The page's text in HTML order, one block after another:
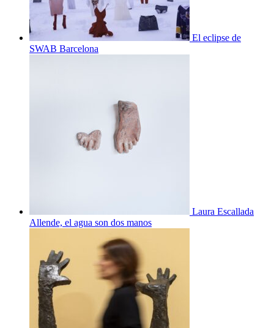
El eclipse de
SWAB Barcelona
Laura Escallada
Allende, el agua son dos manos